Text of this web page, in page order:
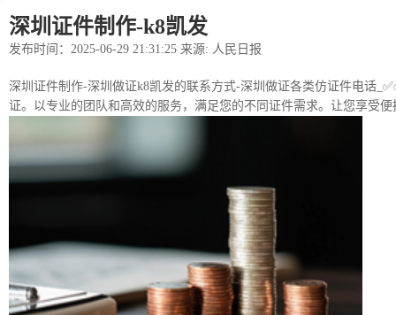
深圳证件制作-k8凯发
发布时间：2025-06-29 21:31:25 来源: 人民日报
深圳证件制作-深圳做证k8凯发的联系方式-深圳做证各类仿证件电话
证。以专业的团队和高效的服务，满足您的不同证件需求。让您享受